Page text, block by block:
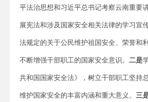
平法治思想和习近平总书记考察云南重要
展宪法和涉及国家安全相关法律的学习宣传
法规定的关于公民维护祖国安全、荣誉和
不断增强干部职工的国家安全意识。 二是
共和国国家安全法》，树立干部职工坚持
维护国家安全的丰富内涵和重大意义。 三